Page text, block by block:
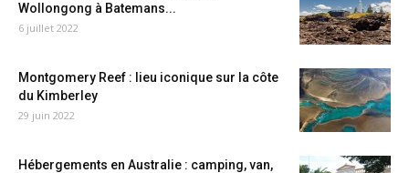
Wollongong à Batemans...
6 juillet 2022
Montgomery Reef : lieu iconique sur la côte
du Kimberley
29 juin 2022
Hébergements en Australie : camping, van,